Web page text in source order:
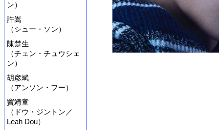
ン）
許嵩
（シュー・ソン）
陳楚生
（チェン・チュウシェ
ン）
胡彦斌
（アンソン・フー）
竇靖童
（ドウ・ジントン／
Leah Dou）